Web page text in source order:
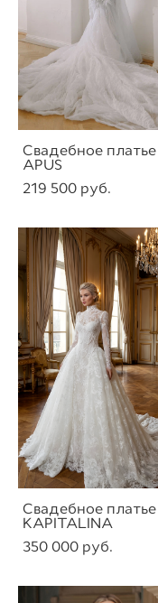
Свадебное платье
APUS
219 500 pуб.
Свадебное платье
KAPITALINA
350 000 pуб.